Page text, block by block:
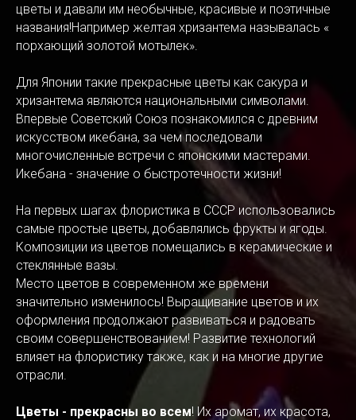
цветы и давали им необычные, красивые и поэтичные
названия!Например желтая хризантема называлась «
порхающий золотой мотылек».
Для Японии такие прекрасные цветы как сакура и
хризантема являются национальными символами.
Впервые Советский Союз познакомился с древним
искусством икебана, за чем последовали
многочисленные встречи с японскими мастерами.
Икебана - значение о быстротечности жизни!
На первых шагах флористика в СССР использовались
самые простые цветы, добавлялись фрукты и ягоды.
Композиции из цветов помещались в керамические и
стеклянные вазы.
Место цветов в современном же времени
значительно изменилось! Выращивание цветов и их
оформления продолжают развиваться и радовать
своим совершенствованием! Развитие технологий
влияет на флористику также, как и на многие другие
отрасли.
Цветы - прекрасны во всем! Их аромат, их красота,